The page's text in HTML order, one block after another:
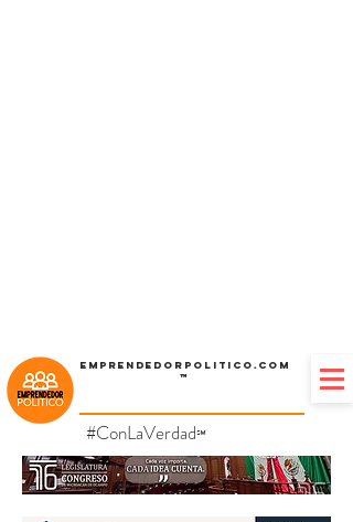
Emprendedorpolitico.com
™
#ConLaVerdad℠